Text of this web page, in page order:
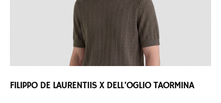
FILIPPO DE LAURENTIIS X DELL’OGLIO TAORMINA